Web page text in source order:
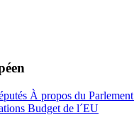
À propos du Parlement
Budget de l´EU